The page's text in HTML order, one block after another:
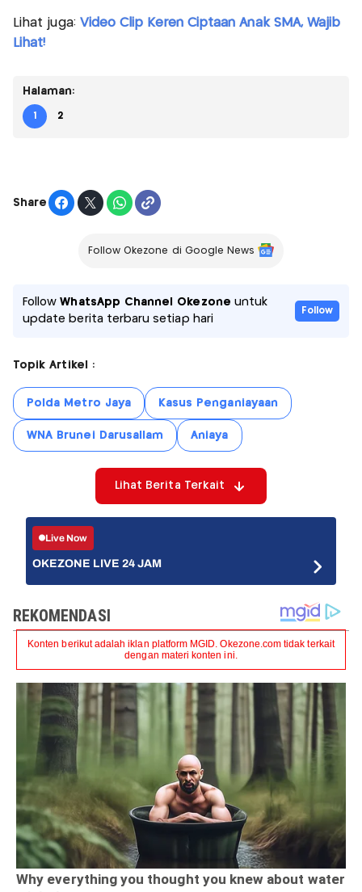
Lihat juga: Video Clip Keren Ciptaan Anak SMA, Wajib
Lihat!
Halaman:
1 2
Share
Follow Okezone di Google News
FollowWhatsApp Channel Okezone untuk
update berita terbaru setiap hari
Follow
Topik Artikel :
Polda Metro Jaya Kasus Penganiayaan
WNA Brunei Darusallam Aniaya
Lihat Berita Terkait
Live Now
OKEZONE LIVE 24 JAM